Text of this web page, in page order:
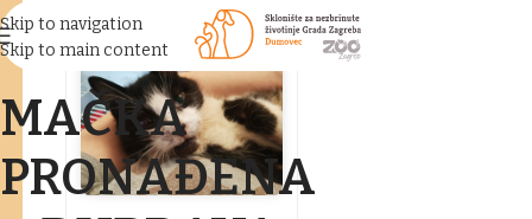
Skip to navigation
Skip to main content
MAČKA
PRONAĐENA